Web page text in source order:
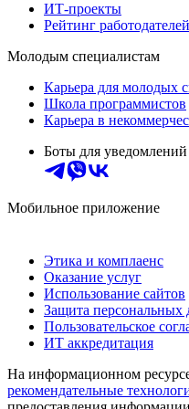
ИТ-проекты
Рейтинг
Молодым специалистам
Карьера для молодых
Школа программистов
Карьера в
Боты для уведомлений
Мобильное приложение
Этика и комплаенс
Оказание услуг
Использование сайтов
Защита персональных
Пользовательское
ИТ аккредитация
На информационном
рекомендательные